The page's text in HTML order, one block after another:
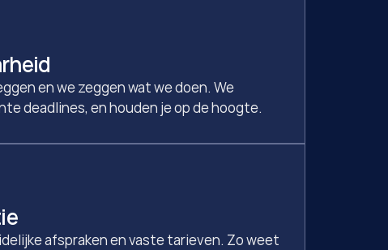
en we zeggen wat we doen. We
deadlines, en houden je op de hoogte.
afspraken en vaste tarieven. Zo weet